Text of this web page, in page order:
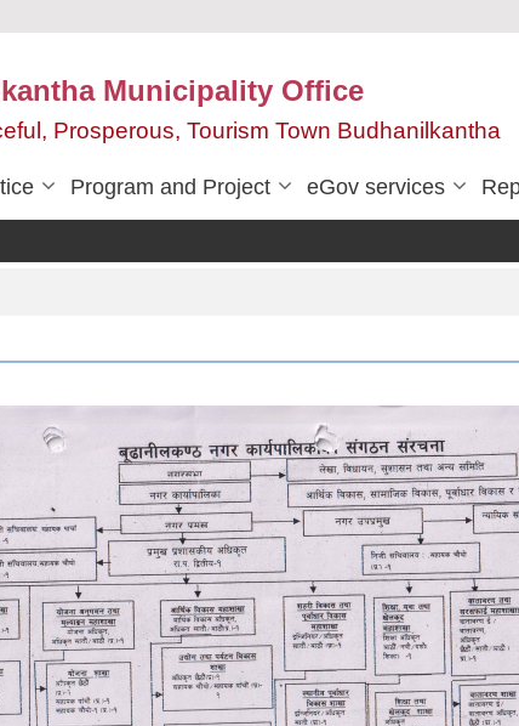
Municipality Office
Prosperous, Tourism Town Budhanilkantha
Program and Project eGov services